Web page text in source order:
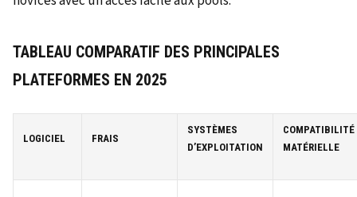
TABLEAU COMPARATIF DES PRINCIPALES
PLATEFORMES EN 2025
LOGICIEL FRAIS
SYSTÈMES
D’EXPLOITATION
COMPATIBILITÉ
MATÉRIELLE